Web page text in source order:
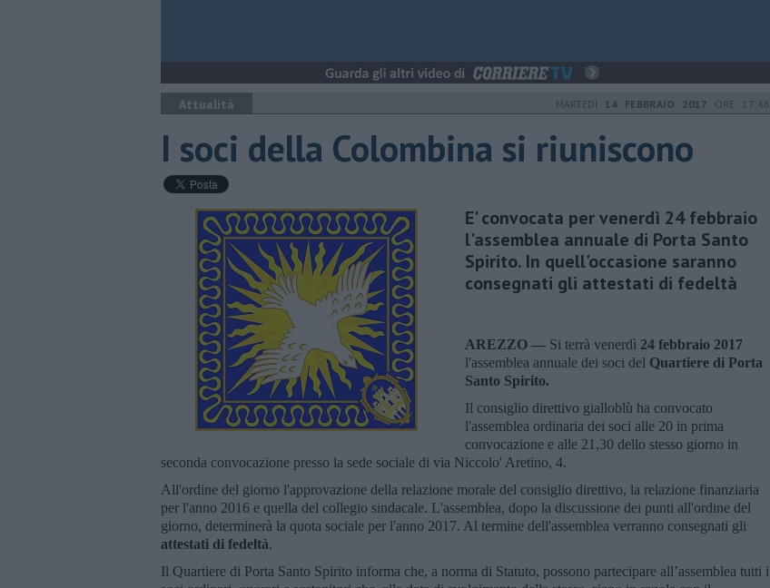
Attualità MARTEDÌ 14 FEBBRAIO 2017 ORE 17:46
I soci della Colombina si riuniscono
E' convocata per venerdì 24 febbraio
l'assemblea annuale di Porta Santo
Spirito. In quell'occasione saranno
consegnati gli attestati di fedeltà
AREZZO — Si terrà venerdì 24 febbraio 2017
l'assemblea annuale dei soci del Quartiere di Porta
Santo Spirito.
Il consiglio direttivo gialloblù ha convocato
l'assemblea ordinaria dei soci alle 20 in prima
convocazione e alle 21,30 dello stesso giorno in
seconda convocazione presso la sede sociale di via Niccolo' Aretino, 4.
All'ordine del giorno l'approvazione della relazione morale del consiglio direttivo, la relazione finanziaria
per l'anno 2016 e quella del collegio sindacale. L'assemblea, dopo la discussione dei punti all'ordine del
giorno, determinerà la quota sociale per l'anno 2017. Al termine dell'assemblea verranno consegnati gli
attestati di fedeltà.
Il Quartiere di Porta Santo Spirito informa che, a norma di Statuto, possono partecipare all’assemblea tutti i